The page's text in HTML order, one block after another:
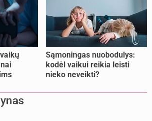
Sąmoningas nuobodulys:
kodėl vaikui reikia leisti
nieko neveikti?